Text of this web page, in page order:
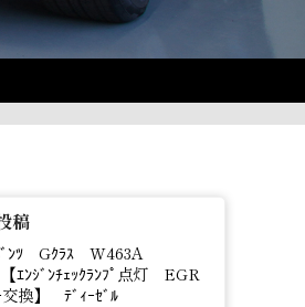
稿
ﾞﾝﾂ Gｸﾗｽ W463A
ｴﾝｼﾞﾝﾁｪｯｸﾗﾝﾌﾟ点灯 EGR
交換】 ﾃﾞｨｰｾﾞﾙ